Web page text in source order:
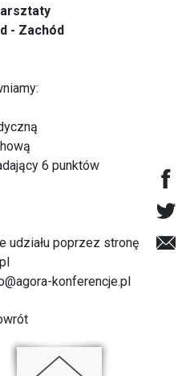
- Zachód
6 punktów
udziału poprzez stronę
konferencje.pl